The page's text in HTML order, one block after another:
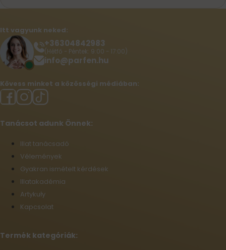
Itt vagyunk neked:
+36304842983
(Hétfő - Péntek: 9:00 - 17:00)
info@parfen.hu
Kövess minket a közösségi médiában:
Tanácsot adunk Önnek:
Illat tanácsadó
Vélemények
Gyakran ismételt kérdések
Illatakadémia
Artykuły
Kapcsolat
Termék kategóriák: